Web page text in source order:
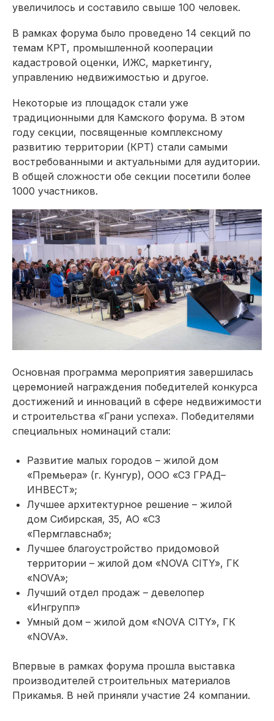
увеличилось и составило свыше 100 человек.
В рамках форума было проведено 14 секций по
темам КРТ, промышленной кооперации
кадастровой оценки, ИЖС, маркетингу,
управлению недвижимостью и другое.
Некоторые из площадок стали уже
традиционными для Камского форума. В этом
году секции, посвященные комплексному
развитию территории (КРТ) стали самыми
востребованными и актуальными для аудитории.
В общей сложности обе секции посетили более
1000 участников.
Основная программа мероприятия завершилась
церемонией награждения победителей конкурса
достижений и инноваций в сфере недвижимости
и строительства «Грани успеха». Победителями
специальных номинаций стали:
Развитие малых городов – жилой дом
«Премьера» (г. Кунгур), ООО «СЗ ГРАД–
ИНВЕСТ»;
Лучшее архитектурное решение – жилой
дом Сибирская, 35, АО «СЗ
«Пермглавснаб»;
Лучшее благоустройство придомовой
территории – жилой дом «NOVA CITY», ГК
«NOVA»;
Лучший отдел продаж – девелопер
«Ингрупп»
Умный дом – жилой дом «NOVA CITY», ГК
«NOVA».
Впервые в рамках форума прошла выставка
производителей строительных материалов
Прикамья. В ней приняли участие 24 компании.